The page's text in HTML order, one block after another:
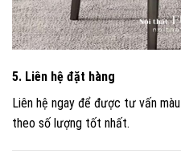
5. Liên hệ đặt hàng
Liên hệ ngay để được tư vấn
theo số lượng tốt nhất.